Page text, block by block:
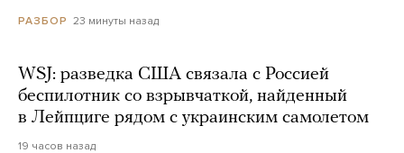
РАЗБОР 23 минуты назад
WSJ: разведка США связала с Россией
беспилотник со взрывчаткой, найденный
в Лейпциге рядом с украинским самолетом
19 часов назад